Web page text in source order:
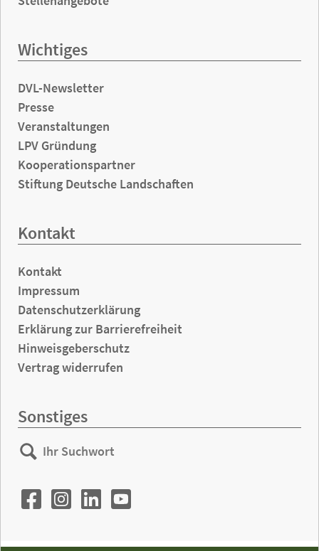
Wichtiges
DVL-Newsletter
Presse
Veranstaltungen
LPV Gründung
Kooperationspartner
Stiftung Deutsche Landschaften
Kontakt
Kontakt
Impressum
Datenschutzerklärung
Erklärung zur Barrierefreiheit
Hinweisgeberschutz
Vertrag widerrufen
Sonstiges
Ihr
Suchwort
Suchen